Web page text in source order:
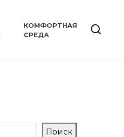
КОМФОРТНАЯ
СРЕДА
Поиск